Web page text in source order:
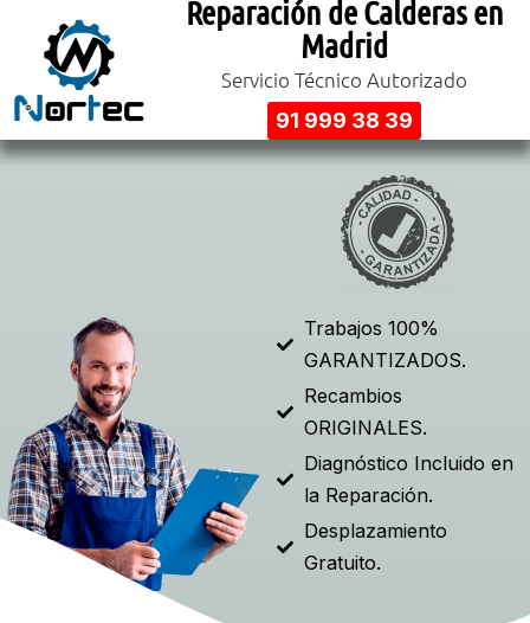
Reparación de Calderas en
Madrid
Servicio Técnico Autorizado
91 999 38 39
Trabajos 100%
GARANTIZADOS.
Recambios
ORIGINALES.
Diagnóstico Incluido en
la Reparación.
Desplazamiento
Gratuito.